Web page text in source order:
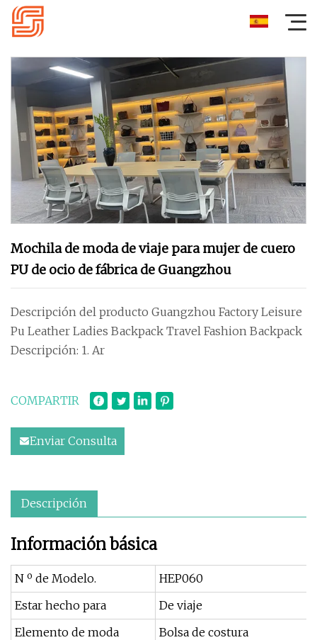
Mochila de moda de viaje para mujer de cuero
PU de ocio de fábrica de Guangzhou
Descripción del producto Guangzhou Factory Leisure
Pu Leather Ladies Backpack Travel Fashion Backpack
Descripción: 1. Ar
COMPARTIR
Enviar Consulta
Descripción
Información básica
N º de Modelo.
HEP060
Estar hecho para
De viaje
Elemento de moda
Bolsa de costura